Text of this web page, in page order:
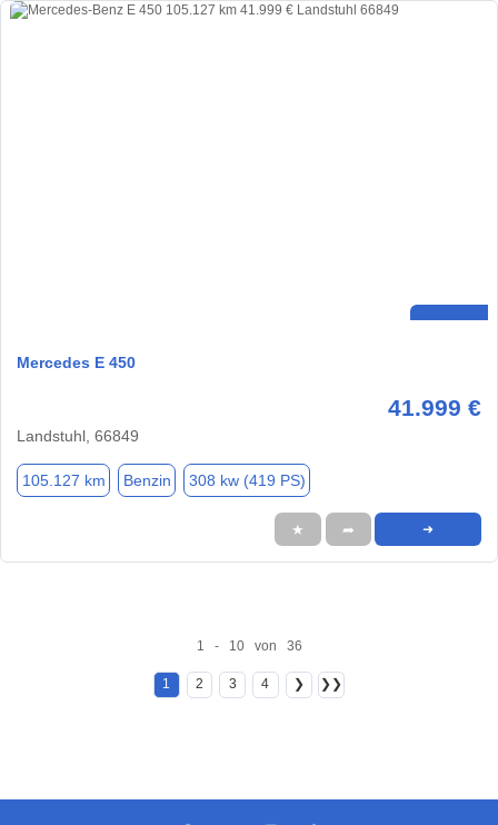
Mercedes E 450
41.999 €
Landstuhl, 66849
105.127 km Benzin 308 kw (419 PS)
★ ➦ ➜
1 - 10 von 36
1 2 3 4 ❯ ❯❯